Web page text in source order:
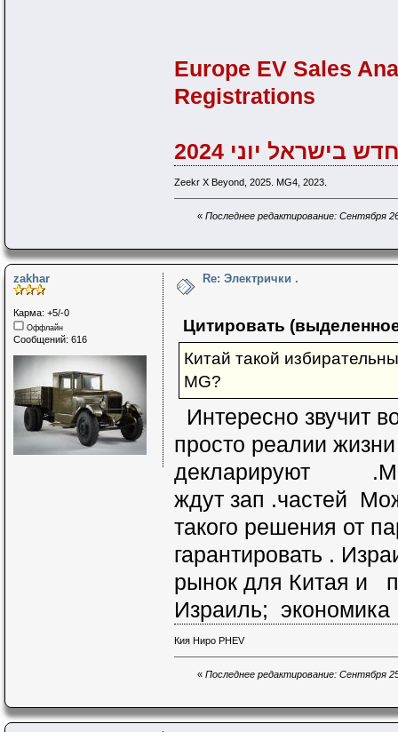
Europe EV Sales
Registrations
בישראל יוני 2024
Zeekr X Beyond, 2025. MG4, 2023.
« Последнее редактирование: Сентября
zakhar
Карма: +5/-0
Оффлайн
Сообщений: 616
Re: Электрички .
Цитировать
Китай такой
MG?
Интересно звучит
просто реалии
декларируют
ждут зап .частей
такого решения от
гарантировать .
рынок для Китая и
Израиль;
Кия Ниро PHEV
« Последнее редактирование: Сентября